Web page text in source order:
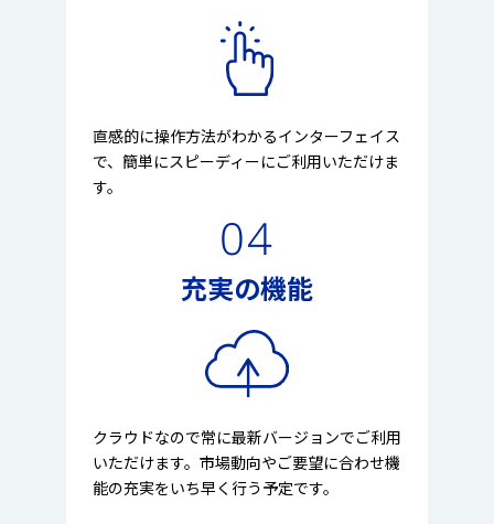
直感的に操作方法がわかるインターフェイス
で、簡単にスピーディーにご利用いただけま
す。
04
充実の機能
クラウドなので常に最新バージョンでご利用
いただけます。市場動向やご要望に合わせ機
能の充実をいち早く行う予定です。